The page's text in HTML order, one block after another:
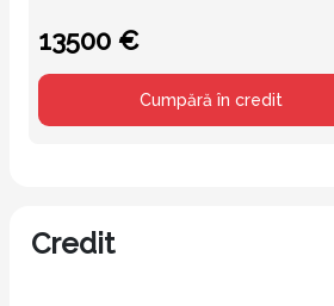
13500 €
Cumpără în credit
Credit